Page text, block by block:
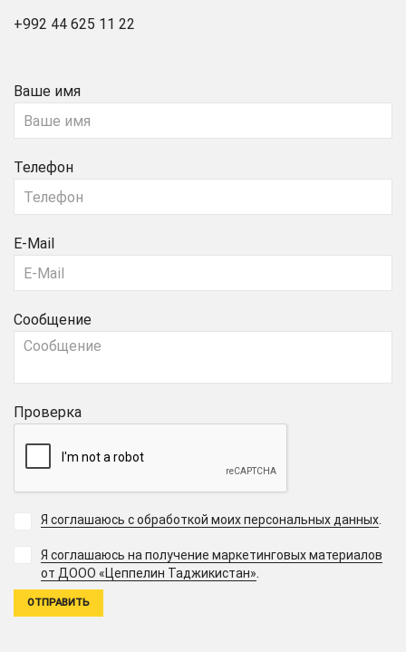
+992 44 625 11 22
Ваше имя
Телефон
E-Mail
Сообщение
Проверка
Я соглашаюсь с обработкой моих персональных данных
Я соглашаюсь на получение маркетинговых материалов
от ДООО «Цеппелин Таджикистан».